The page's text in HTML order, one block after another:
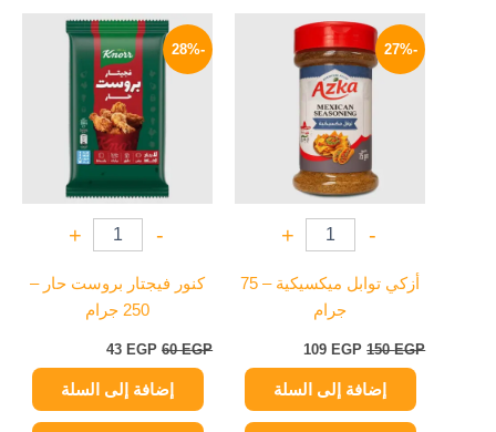
-27%
-
+
أزكي توابل ميكسيكية – 75
جرام
150EGP
السعر
الأصلي
هو:
150 EGP.
109 EGP
السعر
هو:
109 EGP.
إضافة إلى السلة
-28%
-
+
كنور فيجتار بروست حار –
250 جرام
60EGP
السعر
الأصلي
هو:
60 EGP.
43 EGP
السعر
الحالي
هو:
43 EGP.
إضافة إلى السلة